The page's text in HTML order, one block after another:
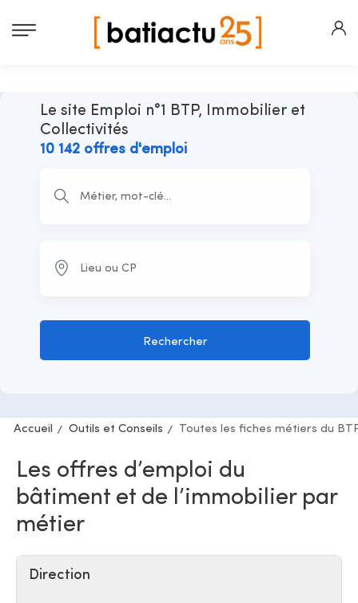
Le site Emploi n°1 BTP, Immobilier et
Collectivités
10 142 offres d'emploi
Rechercher
Accueil Outils et Conseils Toutes les fiches métiers du
Les offres d’emploi du
bâtiment et de l’immobilier par
métier
Direction